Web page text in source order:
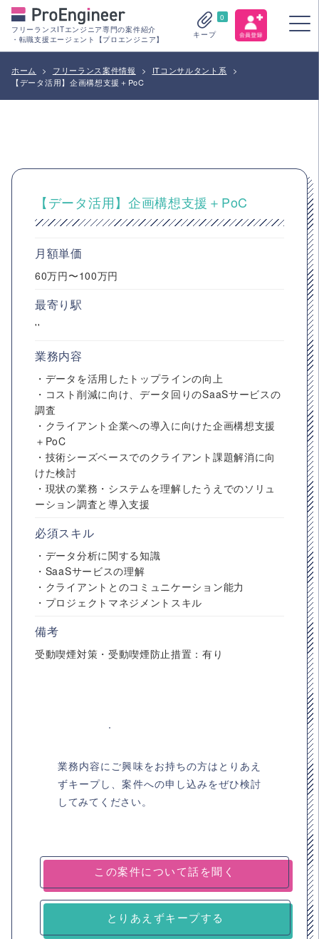
フリーランスITエンジニア専門の案件紹介
・転職支援エージェント【プロエンジニア】
0
キープ
ホーム > フリーランス案件情報 > ITコンサルタント系
>
【データ活用】企画構想支援＋PoC
【データ活用】企画構想支援＋PoC
月額単価
60万円〜100万円
最寄り駅
''
業務内容
・データを活用したトップラインの向上
・コスト削減に向け、データ回りのSaaSサービスの
調査
・クライアント企業への導入に向けた企画構想支援
＋PoC
・技術シーズベースでのクライアント課題解消に向
けた検討
・現状の業務・システムを理解したうえでのソリュ
ーション調査と導入支援
必須スキル
・データ分析に関する知識
・SaaSサービスの理解
・クライアントとのコミュニケーション能力
・プロジェクトマネジメントスキル
備考
受動喫煙対策・受動喫煙防止措置：有り
業務内容にご興味をお持ちの方はとりあえ
ずキープし、案件への申し込みをぜひ検討
してみてください。
とりあえずキープする